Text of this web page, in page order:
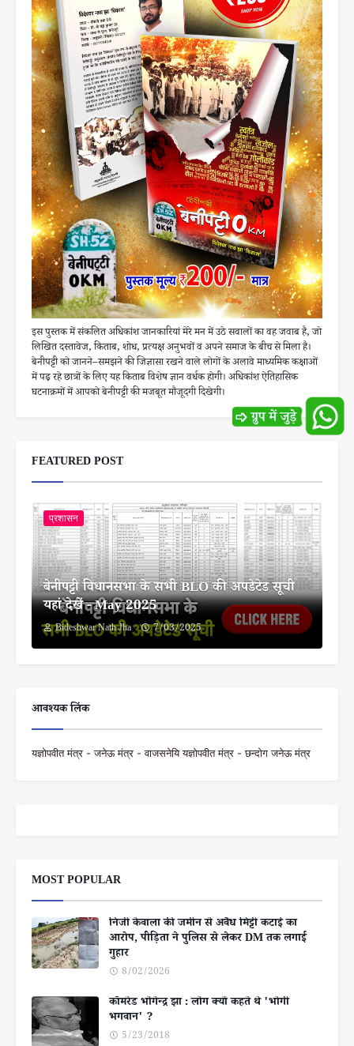
इस पुस्तक में संकलित अधिकांश जानकारियां मेरे मन में उठे सवालों का वह जवाब है, जो
लिखित दस्तावेज, किताब, शोध, प्रत्यक्ष अनुभवों व अपने समाज के बीच से मिला है।
बेनीपट्टी को जानने–समझने की जिज्ञासा रखने वाले लोगों के अलावे माध्यमिक कक्षाओं
में पढ़ रहे छात्रों के लिए यह किताब विशेष ज्ञान वर्धक होगी। अधिकांश ऐतिहासिक
घटनाक्रमों में आपको बेनीपट्टी की मजबूत मौजूदगी दिखेगी।
FEATURED POST
प्रशासन
बेनीपट्टी विधानसभा के सभी BLO की अपडेटेड सूची
यहां देखें - May 2025
Bideshwar Nath Jha 7/03/2025
आवश्यक लिंक
यज्ञोपवीत मंत्र - जनेऊ मंत्र - वाजसनेयि यज्ञोपवीत मंत्र - छन्दोग जनेऊ मंत्र
MOST POPULAR
निजी केवाला की जमीन से अवैध मिट्टी कटाई का
आरोप, पीड़िता ने पुलिस से लेकर DM तक लगाई
गुहार
8/02/2026
कॉमरेड भोगेन्द्र झा : लोग क्यों कहते थे 'भोगी
भगवान' ?
5/23/2018